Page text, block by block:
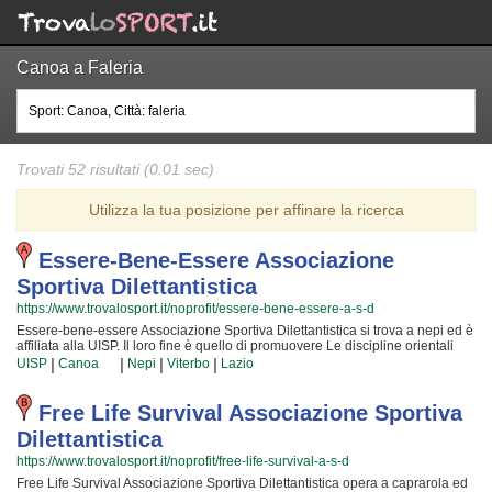
Canoa a Faleria
Trovati 52 risultati (0.01 sec)
Utilizza la tua posizione per affinare la ricerca
Essere-Bene-Essere Associazione
Sportiva Dilettantistica
https://www.trovalosport.it/noprofit/essere-bene-essere-a-s-d
Essere-bene-essere Associazione Sportiva Dilettantistica si trova a nepi ed è
affiliata alla UISP. Il loro fine è quello di promuovere Le discipline orientali
organizzando corsi per bambini, ragazzi e adulti. Se desiderate che vostro
figlio o vostra figlia impari la disciplina, il rispetto e la concentrazione, Le
discipline orientali è sicuramente lo sport giusto. I loro maestri di discipline
orientali seguiranno i vostri figli passo per passo, ma restando sempre
nell'ottica di sviluppare i talenti e le capacità personali di ciascun atleta.
Essere-bene-essere Associazione Sportiva Dilettantistica da sempre
accoglie i bambini e i ragazzi di nepi, in un ambiente serio e sano, in cui i
vostri figli troveranno sicuramente uno sfogo e uno svago e tanti nuovi amici.
Gli allenamenti si svolgono in palestra a nepi e coincidono con il calendario
UISP | Canoa | Nepi | Viterbo | Lazio
Free Life Survival Associazione Sportiva
Dilettantistica
https://www.trovalosport.it/noprofit/free-life-survival-a-s-d
Free Life Survival Associazione Sportiva Dilettantistica opera a caprarola ed